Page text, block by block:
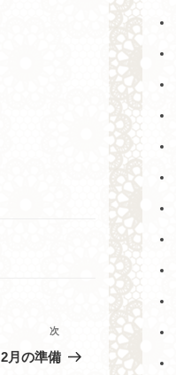
次
2月の準備